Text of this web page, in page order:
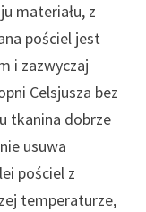
materiału, z
pościel jest
i zazwyczaj
Celsjusza bez
tkanina dobrze
usuwa
pościel z
temperaturze,